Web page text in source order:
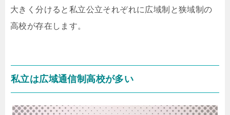
大きく分けると私立公立それぞれに広域制と狭域制の
高校が存在します。
私立は広域通信制高校が多い